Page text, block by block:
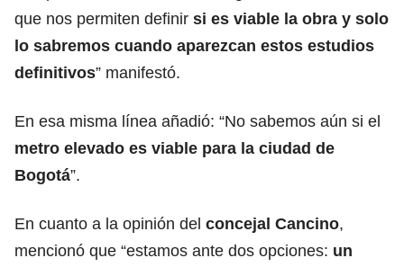
que nos permiten definir si es viable la obra y solo
lo sabremos cuando aparezcan estos estudios
definitivos” manifestó.
En esa misma línea añadió: “No sabemos aún si el
metro elevado es viable para la ciudad de
Bogotá”.
En cuanto a la opinión del concejal Cancino,
mencionó que “estamos ante dos opciones: un